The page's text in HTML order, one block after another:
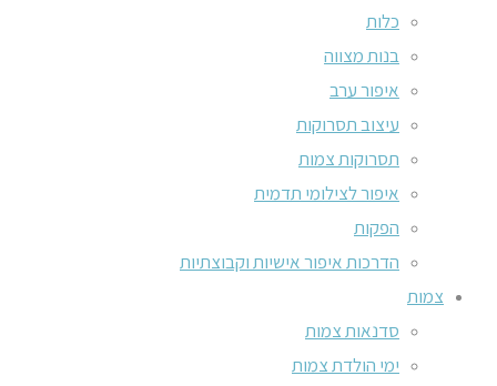
כלות
בנות מצווה
איפור ערב
עיצוב תסרוקות
תסרוקות צמות
איפור לצילומי תדמית
הפקות
הדרכות איפור אישיות וקבוצתיות
צמות
סדנאות צמות
ימי הולדת צמות